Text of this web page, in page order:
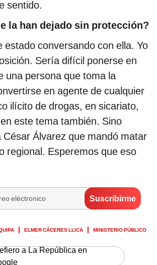
sentido.
la han dejado sin protección?
estado conversando con ella. Yo
Sería difícil ponerse en
una persona que toma la
en agente de cualquier
ilícito de drogas, en sicariato,
este tema también. Sino
César Álvarez que mandó matar
regional. Esperemos que eso
ELMER CÁCERES LLICA MINISTERIO PÚBLICO
a La República en